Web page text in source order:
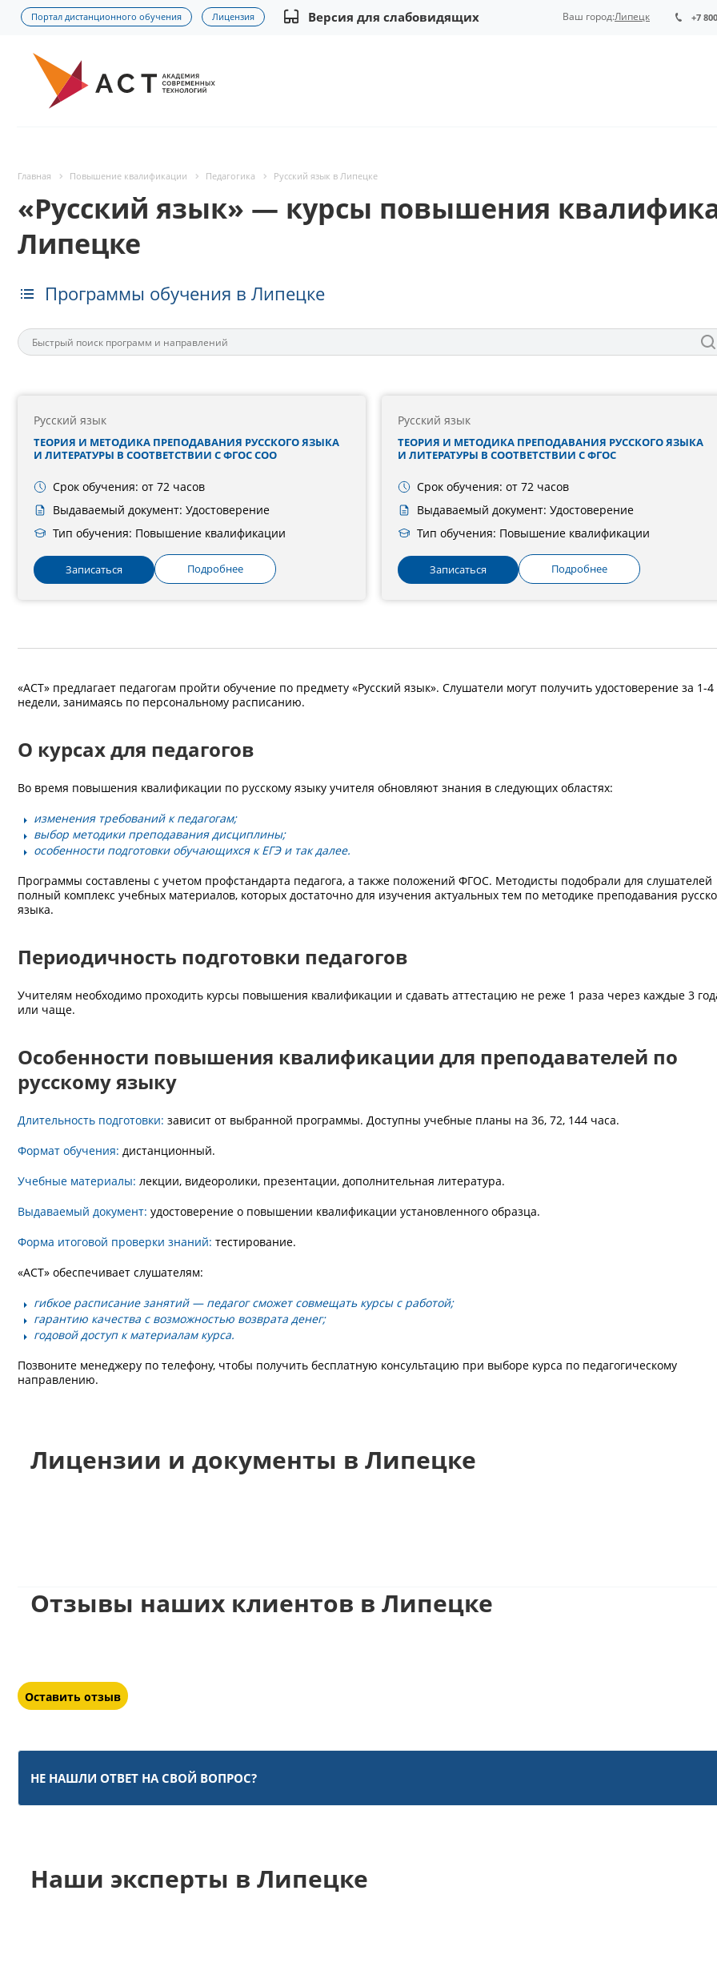
Портал дистанционного обучения Лицензия Версия для слабовидящих +7
Ваш город:Липецк
Главная Повышение квалификации Педагогика Русский язык в Липецке
«Русский язык» — курсы повышения
Липецке
Программы обучения в Липецке
Русский язык
ТЕОРИЯ И МЕТОДИКА ПРЕПОДАВАНИЯ РУССКОГО ЯЗЫКА
И ЛИТЕРАТУРЫ В СООТВЕТСТВИИ С ФГОС СОО
Срок обучения: от 72 часов
Выдаваемый документ: Удостоверение
Тип обучения: Повышение квалификации
Записаться Подробнее
Русский язык
ТЕОРИЯ И МЕТОДИКА ПРЕПОДАВАНИЯ РУССКОГО ЯЗЫКА
И ЛИТЕРАТУРЫ В СООТВЕТСТВИИ С ФГОС
Срок обучения: от 72 часов
Выдаваемый документ: Удостоверение
Тип обучения: Повышение квалификации
Записаться Подробнее
«АСТ» предлагает педагогам пройти обучение по предмету «Русский язык». Слушатели могут получить удостоверение за 1-4
недели, занимаясь по персональному расписанию.
О курсах для педагогов
Во время повышения квалификации по русскому языку учителя обновляют знания в следующих областях:
изменения требований к педагогам;
выбор методики преподавания дисциплины;
особенности подготовки обучающихся к ЕГЭ и так далее.
Программы составлены с учетом профстандарта педагога, а также положений ФГОС. Методисты подобрали для слушателей
полный комплекс учебных материалов, которых достаточно для изучения актуальных тем по методике преподавания
языка.
Периодичность подготовки педагогов
Учителям необходимо проходить курсы повышения квалификации и сдавать аттестацию не реже 1 раза через каждые 3
или чаще.
Особенности повышения квалификации для преподавателей по
русскому языку
Длительность подготовки: зависит от выбранной программы. Доступны учебные планы на 36, 72, 144 часа.
Формат обучения: дистанционный.
Учебные материалы: лекции, видеоролики, презентации, дополнительная литература.
Выдаваемый документ: удостоверение о повышении квалификации установленного образца.
Форма итоговой проверки знаний: тестирование.
«АСТ» обеспечивает слушателям:
гибкое расписание занятий — педагог сможет совмещать курсы с работой;
гарантию качества с возможностью возврата денег;
годовой доступ к материалам курса.
Позвоните менеджеру по телефону, чтобы получить бесплатную консультацию при выборе курса по педагогическому
направлению.
Лицензии и документы в Липецке
Отзывы наших клиентов в Липецке
Оставить отзыв
НЕ НАШЛИ ОТВЕТ НА СВОЙ ВОПРОС?
Наши эксперты в Липецке